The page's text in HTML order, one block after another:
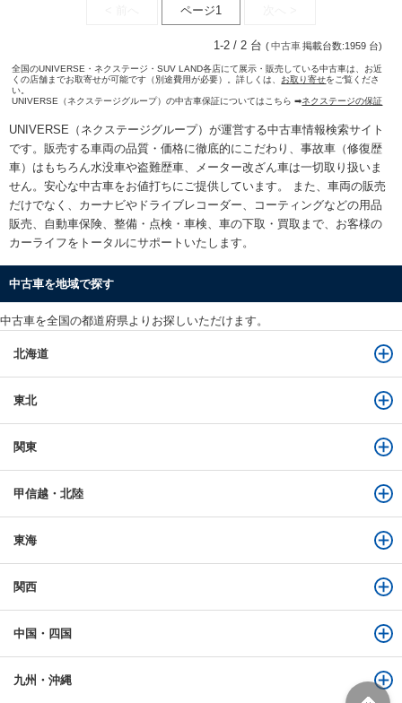
ページ1
1-2 / 2 台 (中古車掲載台数:1959 台)
全国のUNIVERSE・ネクステージ・SUV LAND各店にて展示・販売している中古車は、お近
くの店舗までお取寄せが可能です（別途費用が必要）。詳しくは、 お取り寄せをご覧くださ
い。
UNIVERSE（ネクステージグループ）の中古車保証についてはこちら ➡ネクステージの保証
UNIVERSE（ネクステージグループ）が運営する中古車情報検索サイト
です。販売する車両の品質・価格に徹底的にこだわり、事故車（修復歴
車）はもちろん水没車や盗難歴車、メーター改ざん車は一切取り扱いま
せん。安心な中古車をお値打ちにご提供しています。 また、車両の販売
だけでなく、カーナビやドライブレコーダー、コーティングなどの用品
販売、自動車保険、整備・点検・車検、車の下取・買取まで、お客様の
カーライフをトータルにサポートいたします。
中古車を地域で探す
中古車を全国の都道府県よりお探しいただけます。
北海道
東北
関東
甲信越・北陸
東海
関西
中国・四国
九州・沖縄